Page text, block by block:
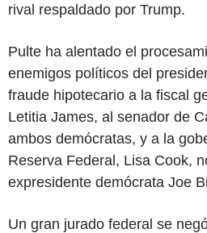
rival respaldado por Trump.
Pulte ha alentado el
enemigos políticos del
fraude hipotecario a la fiscal
Letitia James, al senador de
ambos demócratas, y a la
Reserva Federal, Lisa Cook,
expresidente demócrata Joe
Un gran jurado federal se